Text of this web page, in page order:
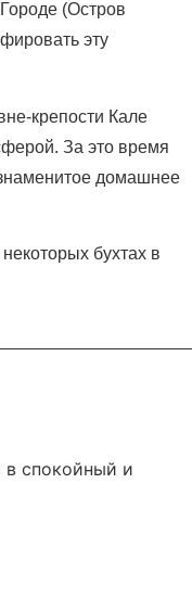
(Остров
эту
крепости Кале
За это время
домашнее
бухтах в
в спокойный и